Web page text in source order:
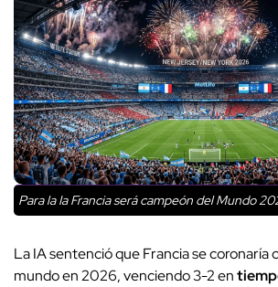
Para la Ia Francia será campeón del Mundo
La IA sentenció que Francia se coronaría
mundo en 2026, venciendo 3-2 en